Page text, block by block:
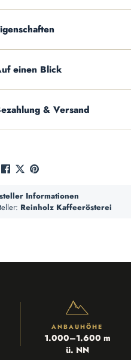
einen Blick
& Versand
Informationen
Reinholz Kaffeerösterei
ANBAUHÖHE
1.000–1.600 m
ü. NN